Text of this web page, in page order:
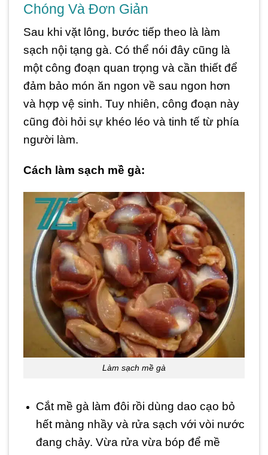
Chóng Và Đơn Giản
Sau khi vặt lông, bước tiếp theo là làm
sạch nội tạng gà. Có thể nói đây cũng là
một công đoạn quan trọng và cần thiết để
đảm bảo món ăn ngon về sau ngon hơn
và hợp vệ sinh. Tuy nhiên, công đoạn này
cũng đòi hỏi sự khéo léo và tinh tế từ phía
người làm.
Cách làm sạch mề gà:
Làm sạch mề gà
Cắt mề gà làm đôi rồi dùng dao cạo bỏ
hết màng nhầy và rửa sạch với vòi nước
đang chảy. Vừa rửa vừa bóp để mề